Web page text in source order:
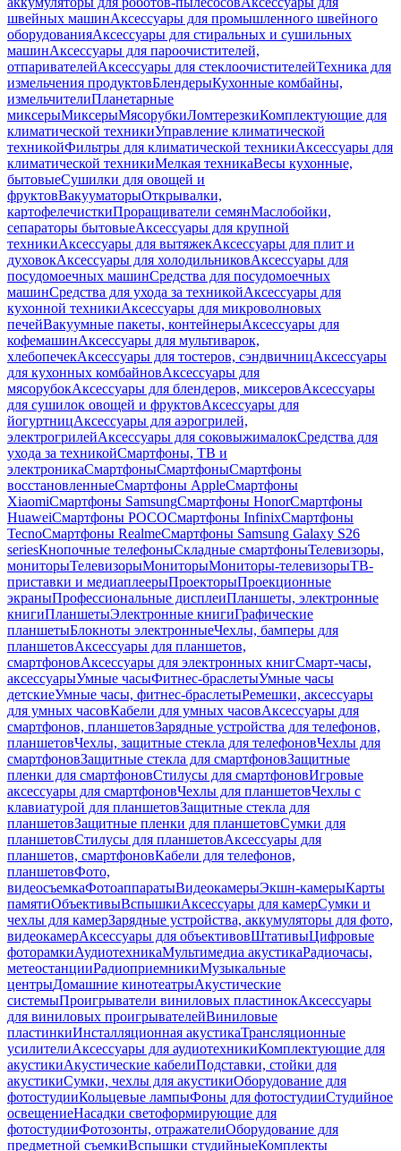
швейных машинАксессуары для промышленного швейного
оборудованияАксессуары для стиральных и сушильных
машинАксессуары для пароочистителей,
отпаривателейАксессуары для стеклоочистителейТехника для
измельчения продуктовБлендерыКухонные комбайны,
измельчителиПланетарные
миксерыМиксерыМясорубкиЛомтерезкиКомплектующие для
климатической техникиУправление климатической
техникойФильтры для климатической техникиАксессуары для
климатической техникиМелкая техникаВесы кухонные,
бытовыеСушилки для овощей и
фруктовВакууматорыОткрывалки,
картофелечисткиПроращиватели семянМаслобойки,
сепараторы бытовыеАксессуары для крупной
техникиАксессуары для вытяжекАксессуары для плит и
духовокАксессуары для холодильниковАксессуары для
посудомоечных машинСредства для посудомоечных
машинСредства для ухода за техникойАксессуары для
кухонной техникиАксессуары для микроволновых
печейВакуумные пакеты, контейнерыАксессуары для
кофемашинАксессуары для мультиварок,
хлебопечекАксессуары для тостеров, сэндвичницАксессуары
для кухонных комбайновАксессуары для
мясорубокАксессуары для блендеров, миксеровАксессуары
для сушилок овощей и фруктовАксессуары для
йогуртницАксессуары для аэрогрилей,
электрогрилейАксессуары для соковыжималокСредства для
ухода за техникойСмартфоны, ТВ и
электроникаСмартфоныСмартфоныСмартфоны
восстановленныеСмартфоны AppleСмартфоны
XiaomiСмартфоны SamsungСмартфоны HonorСмартфоны
HuaweiСмартфоны POCOСмартфоны InfinixСмартфоны
TecnoСмартфоны RealmeСмартфоны Samsung Galaxy S26
seriesКнопочные телефоныСкладные смартфоныТелевизоры,
мониторыТелевизорыМониторыМониторы-телевизорыТВ-
приставки и медиаплеерыПроекторыПроекционные
экраныПрофессиональные дисплеиПланшеты, электронные
книгиПланшетыЭлектронные книгиГрафические
планшетыБлокноты электронныеЧехлы, бамперы для
планшетовАксессуары для планшетов,
смартфоновАксессуары для электронных книгСмарт-часы,
аксессуарыУмные часыФитнес-браслетыУмные часы
детскиеУмные часы, фитнес-браслетыРемешки, аксессуары
для умных часовКабели для умных часовАксессуары для
смартфонов, планшетовЗарядные устройства для телефонов,
планшетовЧехлы, защитные стекла для телефоновЧехлы для
смартфоновЗащитные стекла для смартфоновЗащитные
пленки для смартфоновСтилусы для смартфоновИгровые
аксессуары для смартфоновЧехлы для планшетовЧехлы с
клавиатурой для планшетовЗащитные стекла для
планшетовЗащитные пленки для планшетовСумки для
планшетовСтилусы для планшетовАксессуары для
планшетов, смартфоновКабели для телефонов,
планшетовФото,
видеосъемкаФотоаппаратыВидеокамерыЭкшн-камерыКарты
памятиОбъективыВспышкиАксессуары для камерСумки и
чехлы для камерЗарядные устройства, аккумуляторы для фото,
видеокамерАксессуары для объективовШтативыЦифровые
фоторамкиАудиотехникаМультимедиа акустикаРадиочасы,
метеостанцииРадиоприемникиМузыкальные
центрыДомашние кинотеатрыАкустические
системыПроигрыватели виниловых пластинокАксессуары
для виниловых проигрывателейВиниловые
пластинкиИнсталляционная акустикаТрансляционные
усилителиАксессуары для аудиотехникиКомплектующие для
акустикиАкустические кабелиПодставки, стойки для
акустикиСумки, чехлы для акустикиОборудование для
фотостудииКольцевые лампыФоны для фотостудииСтудийное
освещениеНасадки светоформирующие для
фотостудииФотозонты, отражателиОборудование для
предметной съемкиВспышки студийныеКомплекты